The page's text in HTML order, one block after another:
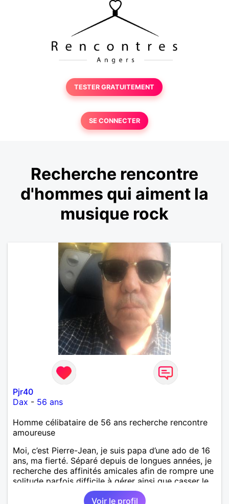
TESTER GRATUITEMENT
SE CONNECTER
Recherche rencontre
d'hommes qui aiment la
musique rock
Pjr40
Dax - 56 ans
Homme célibataire de 56 ans recherche rencontre
amoureuse
Moi, c’est Pierre-Jean, je suis papa d’une ado de 16
ans, ma fierté. Séparé depuis de longues années, je
recherche des affinités amicales afin de rompre une
solitude parfois difficile à gérer ainsi que casser le
vague à l’âme. L’amitié reste extrêmement
importante à mes yeux mais peut se décliner en des
Voir le profil